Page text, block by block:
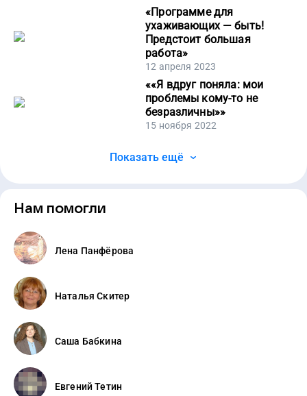
«Программе для
ухаживающих — быть!
Предстоит большая
работа»
12 апреля 2023
««Я вдруг поняла: мои
проблемы кому-то не
безразличны»»
15 ноября 2022
Показать ещё
Нам помогли
Лена Панфёрова
Наталья Скитер
Саша Бабкина
Евгений Тетин